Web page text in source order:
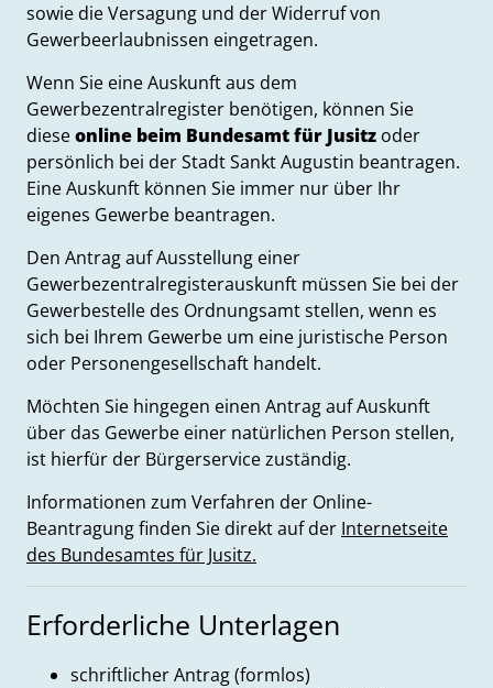
sowie die Versagung und der Widerruf von
Gewerbeerlaubnissen eingetragen.
Wenn Sie eine Auskunft aus dem
Gewerbezentralregister benötigen, können Sie
dieseonline beim Bundesamt für Jusitz oder
persönlich bei der Stadt Sankt Augustin beantragen.
Eine Auskunft können Sie immer nur über Ihr
eigenes Gewerbe beantragen.
Den Antrag auf Ausstellung einer
Gewerbezentralregisterauskunft müssen Sie bei der
Gewerbestelle des Ordnungsamt stellen, wenn es
sich bei Ihrem Gewerbe um eine juristische Person
oder Personengesellschaft handelt.
Möchten Sie hingegen einen Antrag auf Auskunft
über das Gewerbe einer natürlichen Person stellen,
ist hierfür der Bürgerservice zuständig.
Informationen zum Verfahren der Online-
Beantragung finden Sie direkt auf der Internetseite
des Bundesamtes für Jusitz.
Erforderliche Unterlagen
schriftlicher Antrag (formlos)